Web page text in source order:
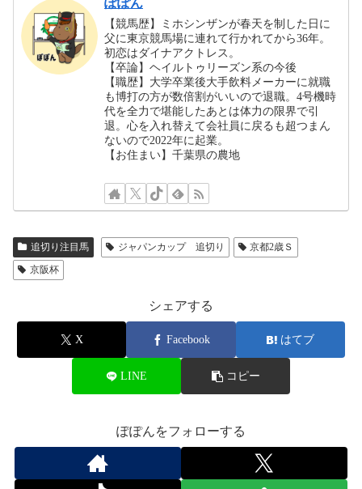
【競馬歴】ミホシンザンが春天を制した日に
父に東京競馬場に連れて行かれてから36年。
初恋はダイナアクトレス。
【卒論】ヘイルトゥリーズン系の今後
【職歴】大学卒業後大手飲料メーカーに就職
も博打の方が数倍割がいいので退職。4号機時
代を全力で堪能したあとは体力の限界で引
退。心を入れ替えて会社員に戻るも超つまん
ないので2022年に起業。
【お住まい】千葉県の農地
追切り注目馬 ジャパンカップ 追切り
京都2歳Ｓ
京阪杯
シェアする
X Facebook はてブ
LINE コピー
ぽぽんをフォローする